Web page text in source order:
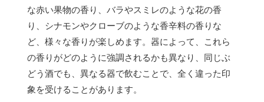
な赤い果物の香り、バラやスミレのような花の香
り、シナモンやクローブのような香辛料の香りな
ど、様々な香りが楽しめます。器によって、これら
の香りがどのように強調されるかも異なり、同じぶ
どう酒でも、異なる器で飲むことで、全く違った印
象を受けることがあります。